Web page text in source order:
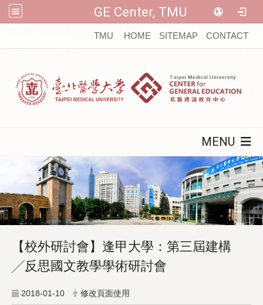
GE Center, TMU
TMU HOME SITEMAP CONTACT
MENU
【校外研討會】逢甲大學：第三屆建構
╱反思國文教學學術研討會
2018-01-10 修改頁面使用